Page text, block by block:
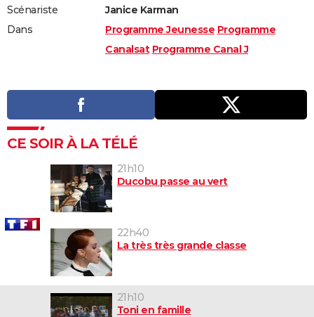
Scénariste
Janice Karman
Dans
Programme Jeunesse Programme
Canalsat Programme Canal J
CE SOIR À LA TÉLÉ
21h10
Ducobu passe au vert
22h40
La très très grande classe
21h10
Toni en famille